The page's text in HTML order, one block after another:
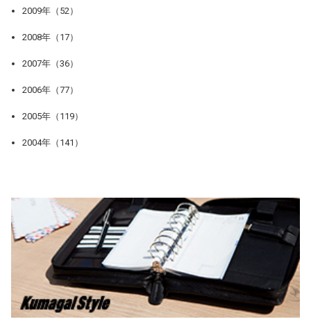
2009年（52）
2008年（17）
2007年（36）
2006年（77）
2005年（119）
2004年（141）